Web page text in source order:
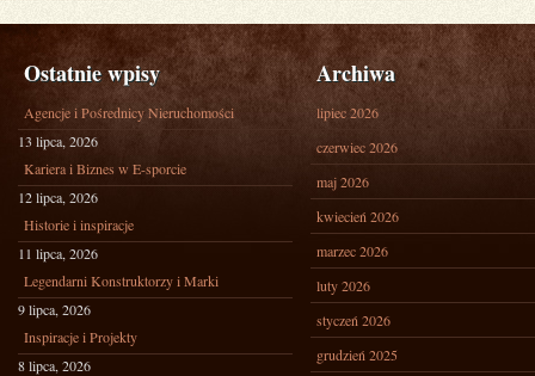
Ostatnie wpisy
Agencje i Pośrednicy Nieruchomości
13 lipca, 2026
Kariera i Biznes w E-sporcie
12 lipca, 2026
Historie i inspiracje
11 lipca, 2026
Legendarni Konstruktorzy i Marki
9 lipca, 2026
Inspiracje i Projekty
8 lipca, 2026
Archiwa
lipiec 2026
czerwiec 2026
maj 2026
kwiecień 2026
marzec 2026
luty 2026
styczeń 2026
grudzień 2025